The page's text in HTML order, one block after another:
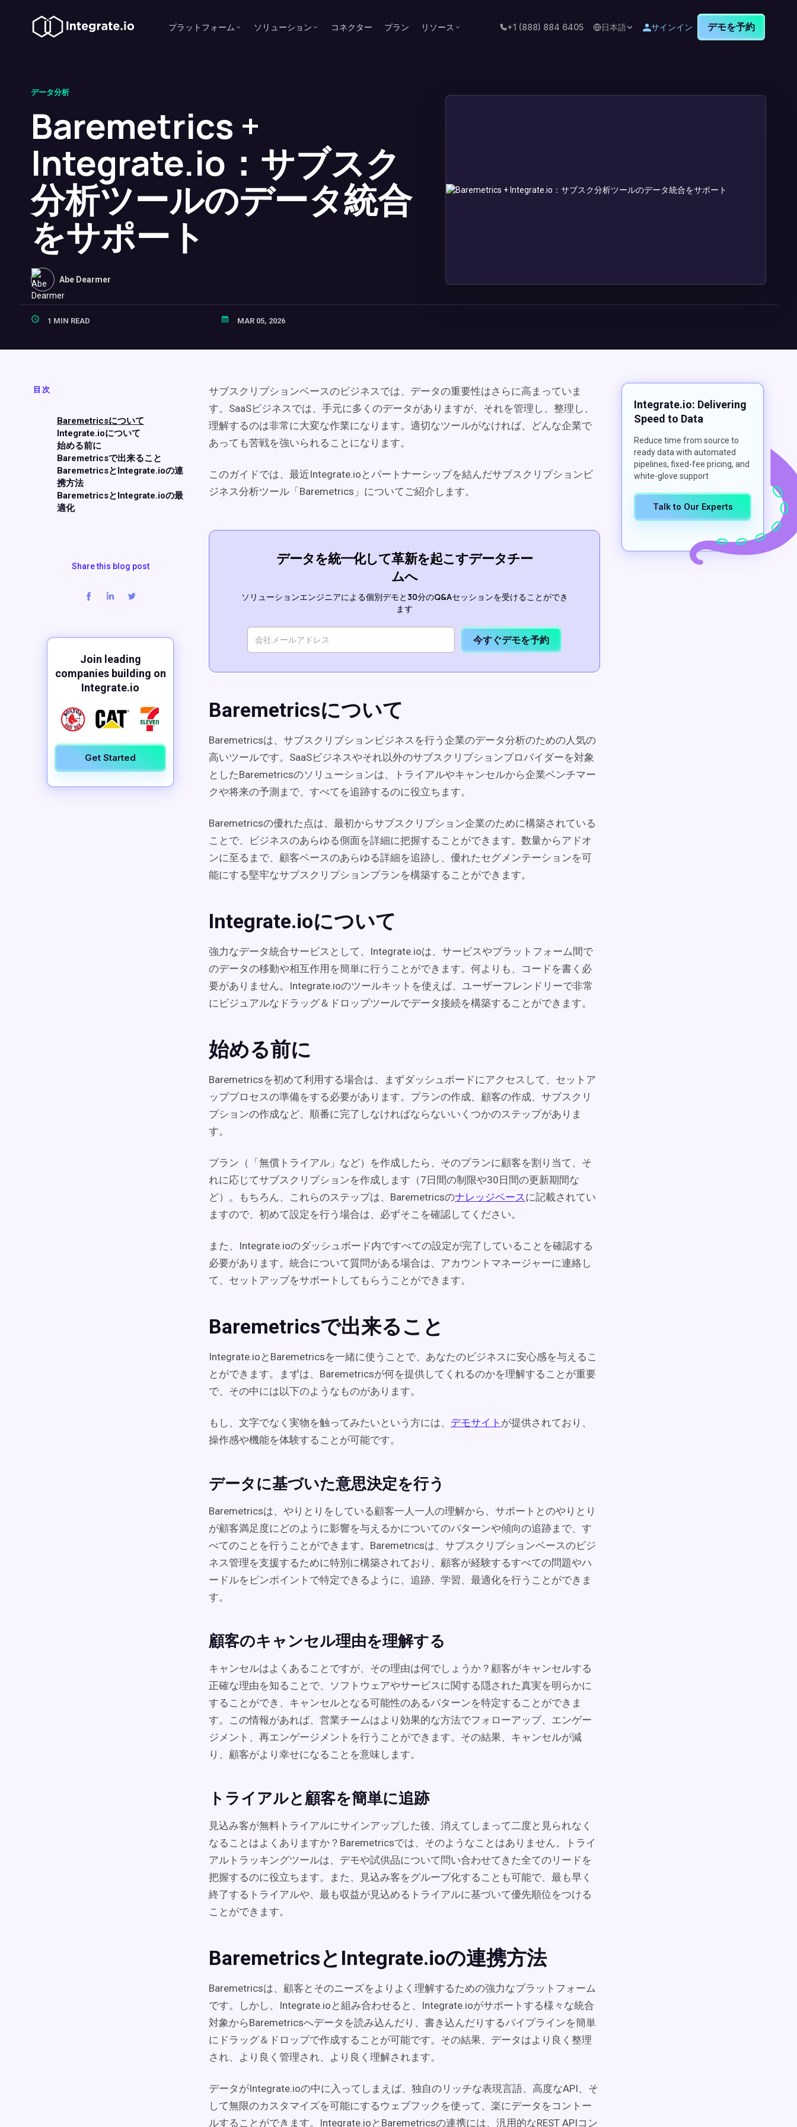
プラットフォーム ソリューション コネクター プラン リソース +1 (888) 884 6405 日本語 サインイン デモを予約
データ分析
Baremetrics +
Integrate.io：サブスク
分析ツールのデータ統合
をサポート
Abe Dearmer
1 MIN READ MAR 05, 2026
目次
Baremetricsについて
Integrate.ioについて
始める前に
Baremetricsで出来ること
BaremetricsとIntegrate.ioの連
携方法
BaremetricsとIntegrate.ioの最
適化
Share this blog post
Join leading
companies building on
Integrate.io
Get Started
サブスクリプションベースのビジネスでは、データの重要性はさらに高まっていま
す。SaaSビジネスでは、手元に多くのデータがありますが、それを管理し、整理し、
理解するのは非常に大変な作業になります。適切なツールがなければ、どんな企業で
あっても苦戦を強いられることになります。
このガイドでは、最近Integrate.ioとパートナーシップを結んだサブスクリプションビ
ジネス分析ツール「 Baremetrics」についてご紹介します。
データを統一化して革新を起こすデータチー
ムへ
ソリューションエンジニアによる個別デモと30分のQ&Aセッションを受けることができ
ます
今すぐデモを予約
Baremetricsについて
Baremetricsは、サブスクリプションビジネスを行う企業のデータ分析のための人気の
高いツールです。SaaSビジネスやそれ以外のサブスクリプションプロバイダーを対象
としたBaremetricsのソリューションは、トライアルやキャンセルから企業ベンチマー
クや将来の予測まで、すべてを追跡するのに役立ちます。
Baremetricsの優れた点は、最初からサブスクリプション企業のために構築されている
ことで、ビジネスのあらゆる側面を詳細に把握することができます。数量からアドオ
ンに至るまで、顧客ベースのあらゆる詳細を追跡し、優れたセグメンテーションを可
能にする堅牢なサブスクリプションプランを構築することができます。
Integrate.ioについて
強力なデータ統合サービスとして、Integrate.ioは、サービスやプラットフォーム間で
のデータの移動や相互作用を簡単に行うことができます。何よりも、コードを書く必
要がありません。Integrate.ioのツールキットを使えば、ユーザーフレンドリーで非常
にビジュアルなドラッグ＆ドロップツールでデータ接続を構築することができます。
始める前に
Baremetricsを初めて利用する場合は、まずダッシュボードにアクセスして、セットア
ッププロセスの準備をする必要があります。プランの作成、顧客の作成、サブスクリ
プションの作成など、順番に完了しなければならないいくつかのステップがありま
す。
プラン（「無償トライアル」など）を作成したら、そのプランに顧客を割り当て、そ
れに応じてサブスクリプションを作成します（7日間の制限や30日間の更新期間な
ど）。もちろん、これらのステップは、Baremetricsのナレッジベースに記載されてい
ますので、初めて設定を行う場合は、必ずそこを確認してください。
また、Integrate.ioのダッシュボード内ですべての設定が完了していることを確認する
必要があります。統合について質問がある場合は、アカウントマネージャーに連絡し
て、セットアップをサポートしてもらうことができます。
Baremetricsで出来ること
Integrate.ioとBaremetricsを一緒に使うことで、あなたのビジネスに安心感を与えるこ
とができます。まずは、Baremetricsが何を提供してくれるのかを理解することが重要
で、その中には以下のようなものがあります。
もし、文字でなく実物を触ってみたいという方には、 デモサイト が提供されており、
操作感や機能を体験することが可能です。
データに基づいた意思決定を行う
Baremetricsは、やりとりをしている顧客一人一人の理解から、サポートとのやりとり
が顧客満足度にどのように影響を与えるかについてのパターンや傾向の追跡まで、す
べてのことを行うことができます。Baremetricsは、サブスクリプションベースのビジ
ネス管理を支援するために特別に構築されており、顧客が経験するすべての問題やハ
ードルをピンポイントで特定できるように、追跡、学習、最適化を行うことができま
す。
顧客のキャンセル理由を理解する
キャンセルはよくあることですが、その理由は何でしょうか？顧客がキャンセルする
正確な理由を知ることで、ソフトウェアやサービスに関する隠された真実を明らかに
することができ、キャンセルとなる可能性のあるパターンを特定することができま
す。この情報があれば、営業チームはより効果的な方法でフォローアップ、エンゲー
ジメント、再エンゲージメントを行うことができます。その結果、キャンセルが減
り、顧客がより幸せになることを意味します。
トライアルと顧客を簡単に追跡
見込み客が無料トライアルにサインアップした後、消えてしまって二度と見られなく
なることはよくありますか？Baremetricsでは、そのようなことはありません。トライ
アルトラッキングツールは、デモや試供品について問い合わせてきた全てのリードを
把握するのに役立ちます。また、見込み客をグループ化することも可能で、最も早く
終了するトライアルや、最も収益が見込めるトライアルに基づいて優先順位をつける
ことができます。
BaremetricsとIntegrate.ioの連携方法
Baremetricsは、顧客とそのニーズをよりよく理解するための強力なプラットフォーム
です。しかし、Integrate.ioと組み合わせると、Integrate.ioがサポートする様々な統合
対象からBaremetricsへデータを読み込んだり、書き込んだりするパイプラインを簡単
にドラッグ＆ドロップで作成することが可能です。その結果、データはより良く整理
され、より良く管理され、より良く理解されます。
データがIntegrate.ioの中に入ってしまえば、独自のリッチな表現言語、高度なAPI、そ
して無限のカスタマイズを可能にするウェブフックを使って、楽にデータをコントー
ルすることができます。Integrate.ioとBaremetricsの連携には、汎用的なREST APIコン
Integrate.io: Delivering
Speed to Data
Reduce time from source to
ready data with automated
pipelines, fixed-fee pricing, and
white-glove support
Talk to Our Experts